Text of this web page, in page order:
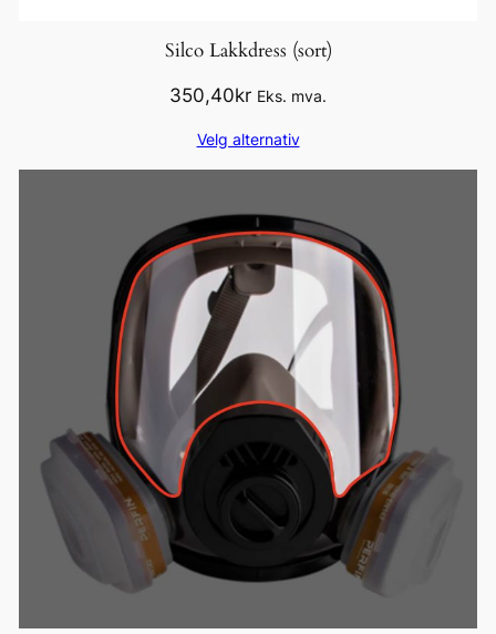
Silco Lakkdress (sort)
350,40kr Eks. mva.
Velg alternativ